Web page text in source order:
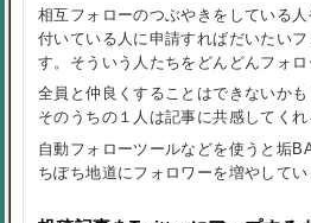
相互フォローのつぶやきをしている
付いている人に申請すればだいたい
す。そういう人たちをどんどんフォロ
全員と仲良くすることはできないか
そのうちの１人は記事に共感してくれ
自動フォローツールなどを使うと垢
ちぽち地道にフォロワーを増やしてい